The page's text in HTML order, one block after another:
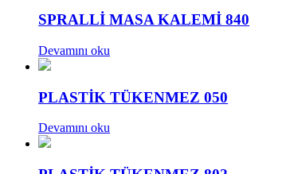
SPRALLİ MASA KALEMİ 840
Devamını oku
PLASTİK TÜKENMEZ 050
Devamını oku